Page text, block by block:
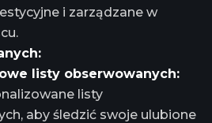
i zarządzane w
listy obserwowanych:
listy
aby śledzić swoje ulubione